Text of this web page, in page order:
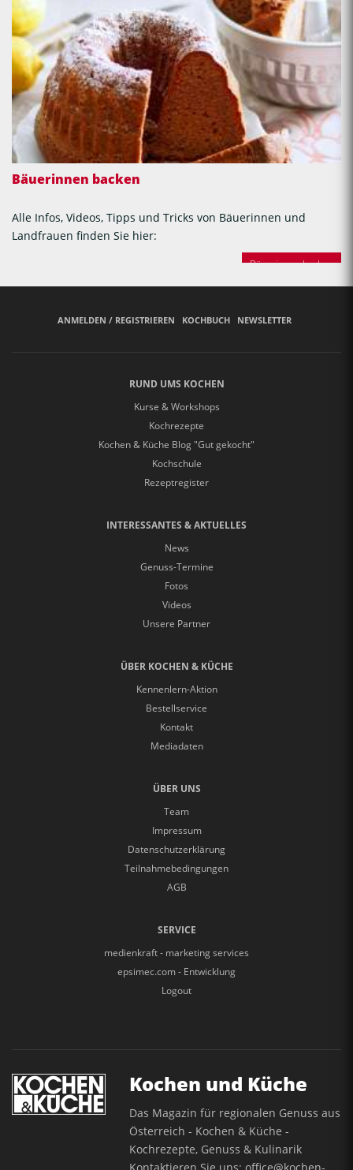
Bäuerinnen backen
Alle Infos, Videos, Tipps und Tricks von Bäuerinnen und
Landfrauen finden Sie hier:
Bäuerinnen backen
ANMELDEN / REGISTRIEREN KOCHBUCH NEWSLETTER
RUND UMS KOCHEN
Kurse & Workshops
Kochrezepte
Kochen & Küche Blog "Gut gekocht"
Kochschule
Rezeptregister
INTERESSANTES & AKTUELLES
News
Genuss-Termine
Fotos
Videos
Unsere Partner
ÜBER KOCHEN & KÜCHE
Kennenlern-Aktion
Bestellservice
Kontakt
Mediadaten
ÜBER UNS
Team
Impressum
Datenschutzerklärung
Teilnahmebedingungen
AGB
SERVICE
medienkraft - marketing services
epsimec.com - Entwicklung
Logout
Kochen und Küche
Das Magazin für regionalen Genuss aus
Österreich - Kochen & Küche -
Kochrezepte, Genuss & Kulinarik
Kontaktieren Sie uns:office@kochen-